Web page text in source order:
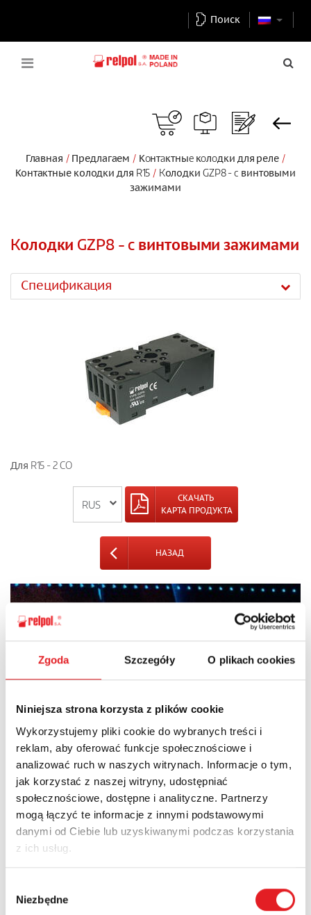
Zgoda Szczegóły O plikach cookies
Niniejsza strona korzysta z plików cookie
Wykorzystujemy pliki cookie do wybranych treści i
reklam, aby oferować funkcje społecznościowe i
analizować ruch w naszych witrynach. Informacje o tym,
jak korzystać z naszej witryny, udostępniać
społecznościowe, dostępne i analityczne. Partnerzy
mogą łączyć te informacje z innymi podstawowymi
danymi od Ciebie lub uzyskiwanymi podczas korzystania
z ich usług.
zgody
Niezbędne
Поиск
Главная Предлагаем
Кoнтaктныe кoлoдки для реле
Контактные колодки для R15
Kолодки GZP8 - c винтовыми
зажимами
Kолодки GZP8 - c винтовыми зажимами
Спецификация
Для R15 - 2 CO
СКАЧАТЬ
КАРТА ПРОДУКТА
НАЗАД
Спросите подробности
предложения
Имя и фамилия: *
Электронная почта: *
Компания:
Телефон:
край: